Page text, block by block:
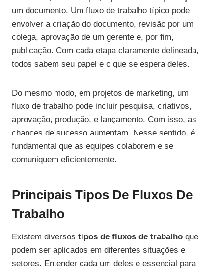
um documento. Um fluxo de trabalho típico pode
envolver a criação do documento, revisão por um
colega, aprovação de um gerente e, por fim,
publicação. Com cada etapa claramente delineada,
todos sabem seu papel e o que se espera deles.
Do mesmo modo, em projetos de marketing, um
fluxo de trabalho pode incluir pesquisa, criativos,
aprovação, produção, e lançamento. Com isso, as
chances de sucesso aumentam. Nesse sentido, é
fundamental que as equipes colaborem e se
comuniquem eficientemente.
Principais Tipos De Fluxos De
Trabalho
Existem diversos tipos de fluxos de trabalho que
podem ser aplicados em diferentes situações e
setores. Entender cada um deles é essencial para